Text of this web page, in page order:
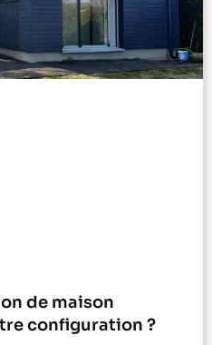
de maison
configuration ?